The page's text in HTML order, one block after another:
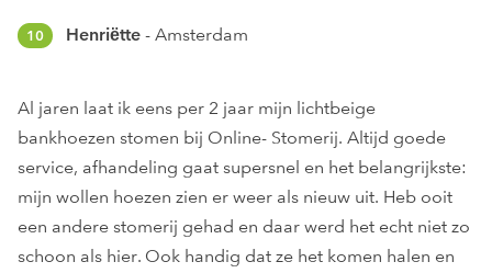
10 Henriëtte Amsterdam
Al jaren laat ik eens per 2 jaar mijn lichtbeige
bankhoezen stomen bij Online- Stomerij. Altijd goede
service, afhandeling gaat supersnel en het belangrijkste:
mijn wollen hoezen zien er weer als nieuw uit. Heb ooit
een andere stomerij gehad en daar werd het echt niet zo
schoon als hier. Ook handig dat ze het komen halen en